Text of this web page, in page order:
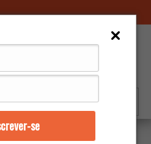
se
Filtro de Óleo Himalayan 411